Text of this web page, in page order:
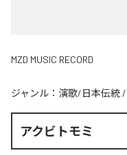
MZD MUSIC RECORD
ジャンル： 演歌/日本伝統 /
アクビトモミ